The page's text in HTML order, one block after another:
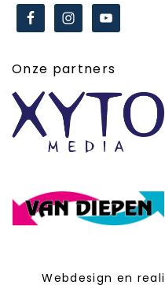
Onze partners
Webdesign en